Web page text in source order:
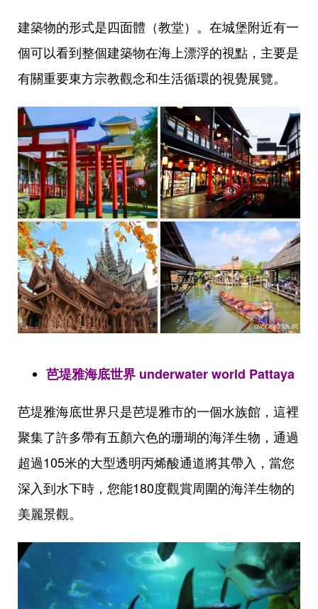
建築物的形式是四面體（教堂）。在城堡附近有一
個可以看到整個建築物在海上漂浮的視點，主要是
有關重要東方宗教觀念和生活循環的視覺展覽。
芭堤雅海底世界 underwater world Pattaya
芭堤雅海底世界只是芭堤雅市的一個水族館，這裡
聚集了許多帶有五顏六色的珊瑚的海洋生物，通過
超過105米的大型透明丙烯酸通道將其帶入，當您
深入到水下時，您能180度觀賞周圍的海洋生物的
美麗景觀。